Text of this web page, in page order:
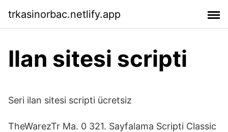
trkasinorbac.netlify.app
Ilan sitesi scripti
Seri ilan sitesi scripti ücretsiz
TheWarezTr Ma. 0 321. Sayfalama Scripti Classic